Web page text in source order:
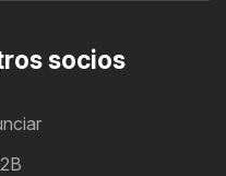
socios